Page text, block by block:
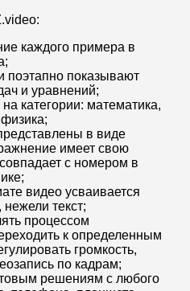
каждого примера в
поэтапно показывают
и уравнений;
категории: математика,
в виде
имеет свою
с номером в
видео усваивается
текст;
процессом
к определенным
громкость,
по кадрам;
решениям с любого